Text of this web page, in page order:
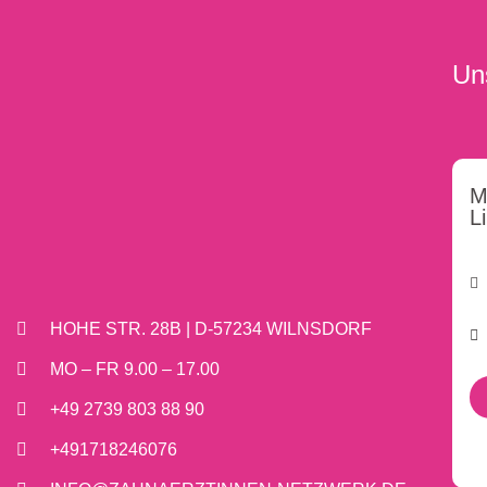
HOHE STR. 28B | D-57234 WILNSDORF
MO – FR 9.00 – 17.00
+49 2739 803 88 90
+491718246076